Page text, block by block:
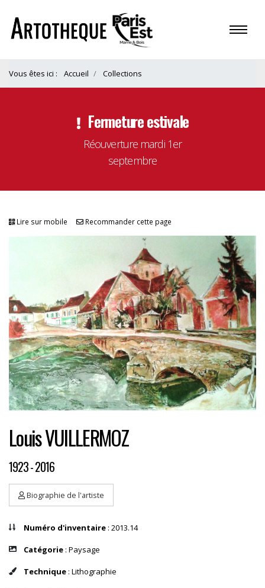
Vous êtes ici : Accueil Collections
Fermeture estivale
Réouverture mardi 1er
septembre
Lire sur mobile Recommander cette page
Louis VUILLERMOZ
1923 - 2016
Biographie de l'artiste
Numéro d'inventaire : 2013.14
Catégorie : Paysage
Technique : Lithographie